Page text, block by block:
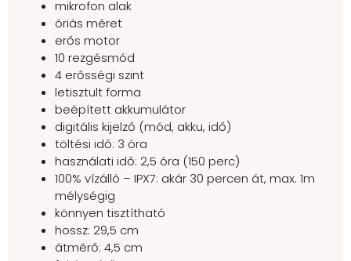
mikrofon alak
óriás méret
erős motor
10 rezgésmód
4 erősségi szint
letisztult forma
beépített akkumulátor
digitális kijelző (mód, akku, idő)
töltési idő: 3 óra
használati idő: 2,5 óra (150 perc)
100% vízálló – IPX7: akár 30 percen át, max. 1m
mélységig
könnyen tisztítható
hossz: 29,5 cm
átmérő: 4,5 cm